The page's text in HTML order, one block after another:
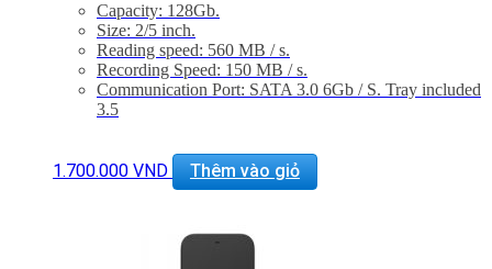
Capacity: 128Gb.
Size: 2/5 inch.
Reading speed: 560 MB / s.
Recording Speed: 150 MB / s.
Communication Port: SATA 3.0 6Gb / S. Tray included
3.5
1.700.000 VND Thêm vào giỏ